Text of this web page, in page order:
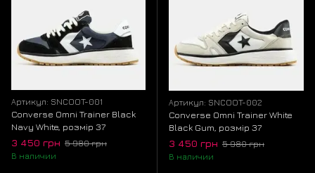
Артикул: SNCOOT-001
Converse Omni Trainer Black
Navy White, розмір 37
3 450 грн 5 980 грн
В наличии
Артикул: SNCOOT-002
Converse Omni Trainer White
Black Gum, розмір 37
3 450 грн 5 980 грн
В наличии